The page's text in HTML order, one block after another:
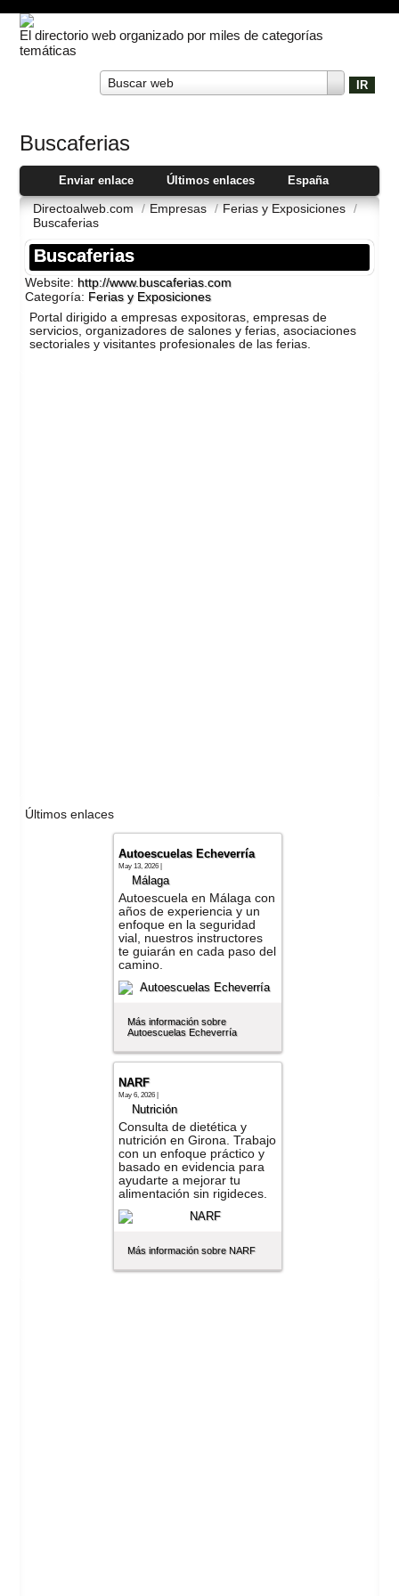
El directorio web organizado por miles de categorías
temáticas
Buscar web
Buscaferias
Enviar enlace Últimos enlaces España
Directoalweb.com / Empresas / Ferias y Exposiciones /
Buscaferias
Buscaferias
Website: http://www.buscaferias.com
Categoría: Ferias y Exposiciones
Portal dirigido a empresas expositoras, empresas de
servicios, organizadores de salones y ferias, asociaciones
sectoriales y visitantes profesionales de las ferias.
Últimos enlaces
Autoescuelas Echeverría
May 13, 2026 |
Málaga
Autoescuela en Málaga con
años de experiencia y un
enfoque en la seguridad
vial, nuestros instructores
te guiarán en cada paso del
camino.
Más información sobre
Autoescuelas Echeverría
NARF
May 6, 2026 |
Nutrición
Consulta de dietética y
nutrición en Girona. Trabajo
con un enfoque práctico y
basado en evidencia para
ayudarte a mejorar tu
alimentación sin rigideces.
Más información sobre NARF